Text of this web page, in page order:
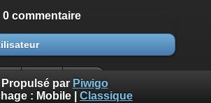
0 commentaire
Propulsé par Piwigo
: Mobile Classique